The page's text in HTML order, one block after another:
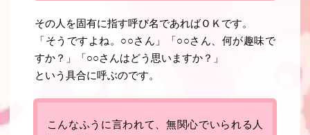
その人を固有に指す呼び名であればＯＫです。
「そうですよね。○○さん」「○○さん、何が趣味で
すか？」「○○さんはどう思いますか？」
という具合に呼ぶのです。
こんなふうに言われて、無関心でいられる人